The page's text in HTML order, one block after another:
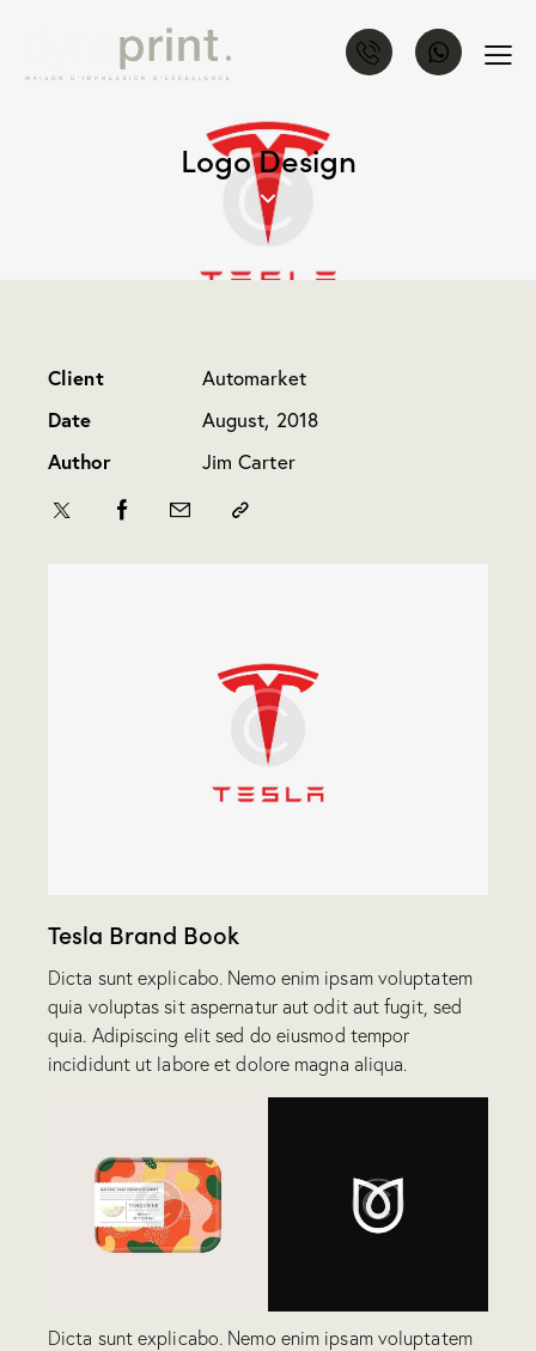
Logo Design
Client
Automarket
Date
August, 2018
Author
Jim Carter
Tesla Brand Book
Dicta sunt explicabo. Nemo enim ipsam voluptatem
quia voluptas sit aspernatur aut odit aut fugit, sed
quia. Adipiscing elit sed do eiusmod tempor
incididunt ut labore et dolore magna aliqua.
Dicta sunt explicabo. Nemo enim ipsam voluptatem